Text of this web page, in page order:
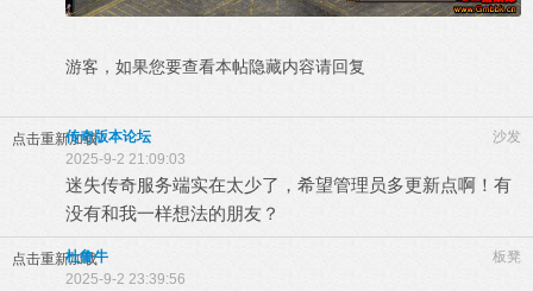
游客，如果您要查看本帖隐藏内容请回复
点击重新加载 沙发
传奇版本论坛
2025-9-2 21:09:03
迷失传奇服务端实在太少了，希望管理员多更新点啊！有
没有和我一样想法的朋友？
点击重新加载 板凳
杜鲁牛
2025-9-2 23:39:56